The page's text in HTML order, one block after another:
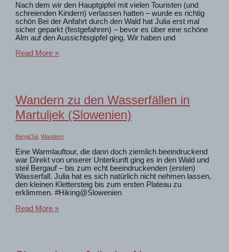
Nach dem wir den Hauptgipfel mit vielen Touristen (und
schreienden Kindern) verlassen hatten – wurde es richtig
schön Bei der Anfahrt durch den Wald hat Julia erst mal
sicher geparkt (festgefahren) – bevor es über eine schöne
Alm auf den Aussichtsgipfel ging. Wir haben und
am
Alpen
(Debela
Peč)
Read More »
Wandern zu den Wasserfällen in
Martuljek (Slowenien)
Berg&Tal ,Wandern
Eine Warmlauftour, die dann doch ziemlich beeindruckend
war Direkt von unserer Unterkunft ging es in den Wald und
steil Bergauf – bis zum echt beeindruckenden (ersten)
Wasserfall. Julia hat es sich natürlich nicht nehmen lassen,
den kleinen Klettersteig bis zum ersten Plateau zu
erklimmen. #Hiking@Slowenien
Wandern
Read More »